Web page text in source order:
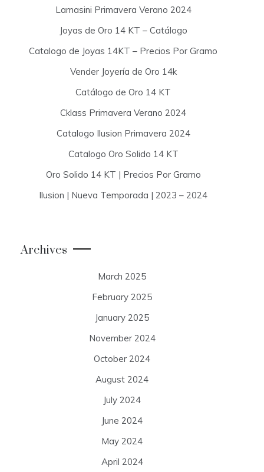
Lamasini Primavera Verano 2024
Joyas de Oro 14 KT – Catálogo
Catalogo de Joyas 14KT – Precios Por Gramo
Vender Joyería de Oro 14k
Catálogo de Oro 14 KT
Cklass Primavera Verano 2024
Catalogo Ilusion Primavera 2024
Catalogo Oro Solido 14 KT
Oro Solido 14 KT | Precios Por Gramo
Ilusion | Nueva Temporada | 2023 – 2024
Archives
March 2025
February 2025
January 2025
November 2024
October 2024
August 2024
July 2024
June 2024
May 2024
April 2024